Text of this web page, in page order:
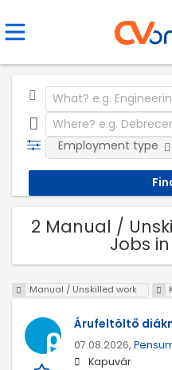
Employment type
2 Manual /
Jobs
Manual / Unskilled work
Árufeltöltő
07.08.2026,
Kapuvár